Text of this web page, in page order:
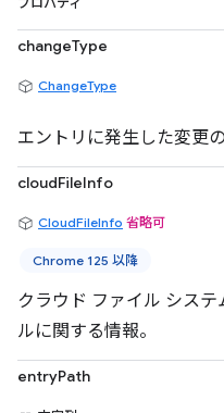
プロパティ
changeType
ChangeType
エントリに発生した変更の
cloudFileInfo
CloudFileInfo 省略可
Chrome 125 以降
クラウド ファイル シス
ルに関する情報。
entryPath